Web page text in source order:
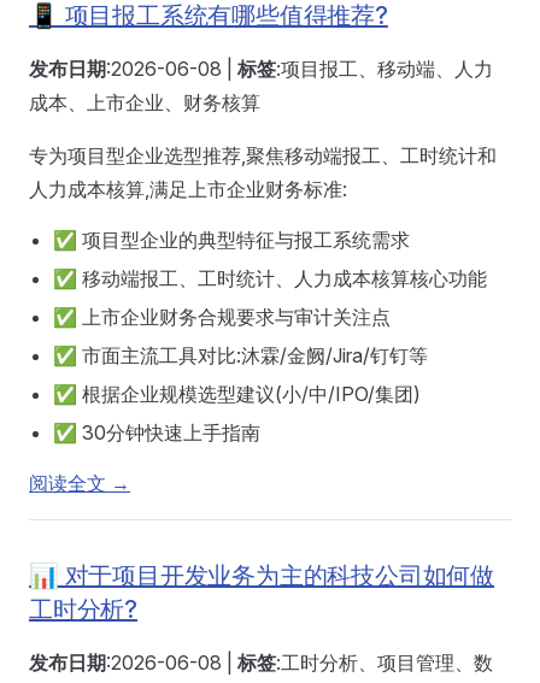
📱 项目报工系统有哪些值得推荐?
发布日期:2026-06-08 | 标签:项目报工、移动端、人力
成本、上市企业、财务核算
专为项目型企业选型推荐,聚焦移动端报工、工时统计和
人力成本核算,满足上市企业财务标准:
✅ 项目型企业的典型特征与报工系统需求
✅ 移动端报工、工时统计、人力成本核算核心功能
✅ 上市企业财务合规要求与审计关注点
✅ 市面主流工具对比:沐霖/金阙/Jira/钉钉等
✅ 根据企业规模选型建议(小/中/IPO/集团)
✅ 30分钟快速上手指南
阅读全文 →
📊 对于项目开发业务为主的科技公司如何做
工时分析?
发布日期:2026-06-08 | 标签:工时分析、项目管理、数